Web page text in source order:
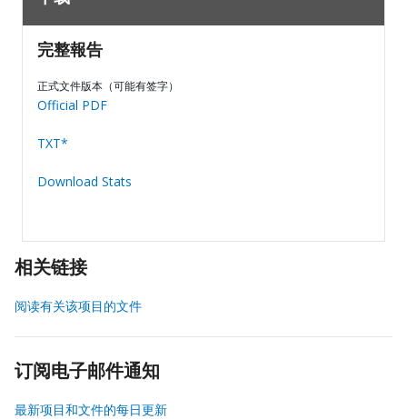
完整報告
正式文件版本（可能有签字）
Official PDF
TXT*
Download Stats
相关链接
阅读有关该项目的文件
订阅电子邮件通知
最新项目和文件的每日更新